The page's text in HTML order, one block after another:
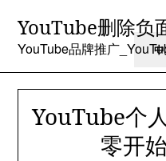
content
YouTube删除负
YouTube品牌推广
YouTube个
零开